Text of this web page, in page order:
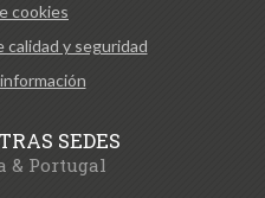
cookies
calidad y seguridad
SEDES
& Portugal